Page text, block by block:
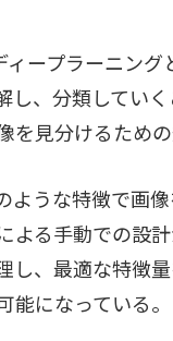
ープラーニン
、分類してい
見分けるための
ような特徴で画
る手動での設
、最適な特徴量
になっている。